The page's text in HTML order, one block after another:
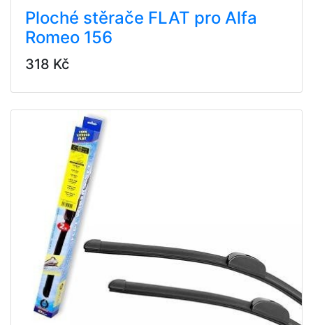
Ploché stěrače FLAT pro Alfa
Romeo 156
318 Kč